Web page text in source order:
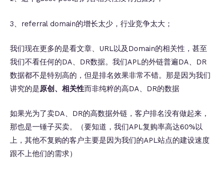
3、referral domain的增长太少，行业竞争太大；
我们现在更多的是看文章、URL以及Domain的相关性，甚至
我们不看任何的DA、DR数据。我们APL的外链普遍DA、DR
数据都不是特别高的，但是排名效果非常不错。那是因为我们
讲究的是原创、相关性而非纯粹的高DA、DR的数据
如果光为了卖DA、DR的高数据外链，客户排名没有做起来，
那也是一锤子买卖。（要知道，我们APL复购率高达60%以
上，其他不复购的客户主要是因为我们的APL站点的建设速度
跟不上他们的需求）